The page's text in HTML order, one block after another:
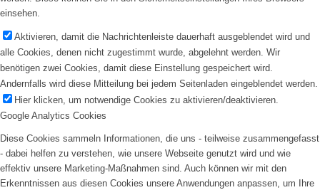
einsehen.
Aktivieren, damit die Nachrichtenleiste dauerhaft ausgeblendet wird und
alle Cookies, denen nicht zugestimmt wurde, abgelehnt werden. Wir
benötigen zwei Cookies, damit diese Einstellung gespeichert wird.
Andernfalls wird diese Mitteilung bei jedem Seitenladen eingeblendet werden.
Hier klicken, um notwendige Cookies zu aktivieren/deaktivieren.
Google Analytics Cookies
Diese Cookies sammeln Informationen, die uns - teilweise zusammengefasst
- dabei helfen zu verstehen, wie unsere Webseite genutzt wird und wie
effektiv unsere Marketing-Maßnahmen sind. Auch können wir mit den
Erkenntnissen aus diesen Cookies unsere Anwendungen anpassen, um Ihre